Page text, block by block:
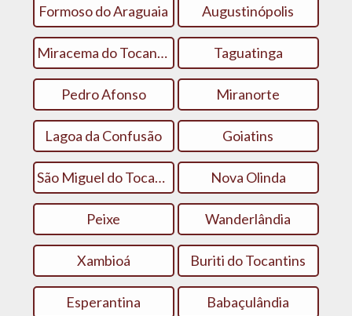
Formoso do Araguaia Augustinópolis
Miracema do Tocantins Taguatinga
Pedro Afonso Miranorte
Lagoa da Confusão Goiatins
São Miguel do Tocantins Nova Olinda
Peixe Wanderlândia
Xambioá Buriti do Tocantins
Esperantina Babaçulândia